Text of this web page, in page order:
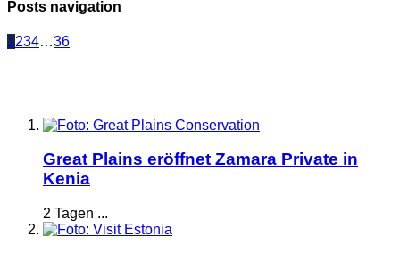
Posts navigation
1234…36
Great Plains eröffnet Zamara Private in
Kenia
2 Tagen ...